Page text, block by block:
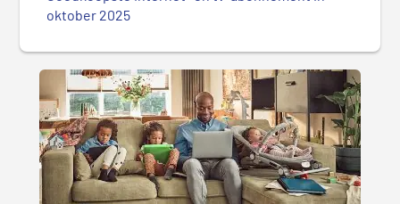
oktober 2025